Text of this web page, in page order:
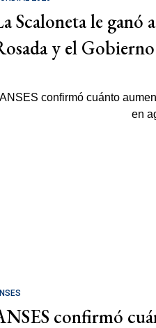
Scaloneta le ganó
y el
confirmó